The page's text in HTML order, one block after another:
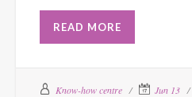
READ MORE
Know-how centre
Jun 13